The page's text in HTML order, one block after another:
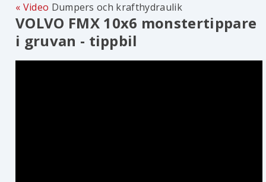
Video Dumpers och krafthydraulik
VOLVO FMX 10x6 monstertippare
i gruvan - tippbil